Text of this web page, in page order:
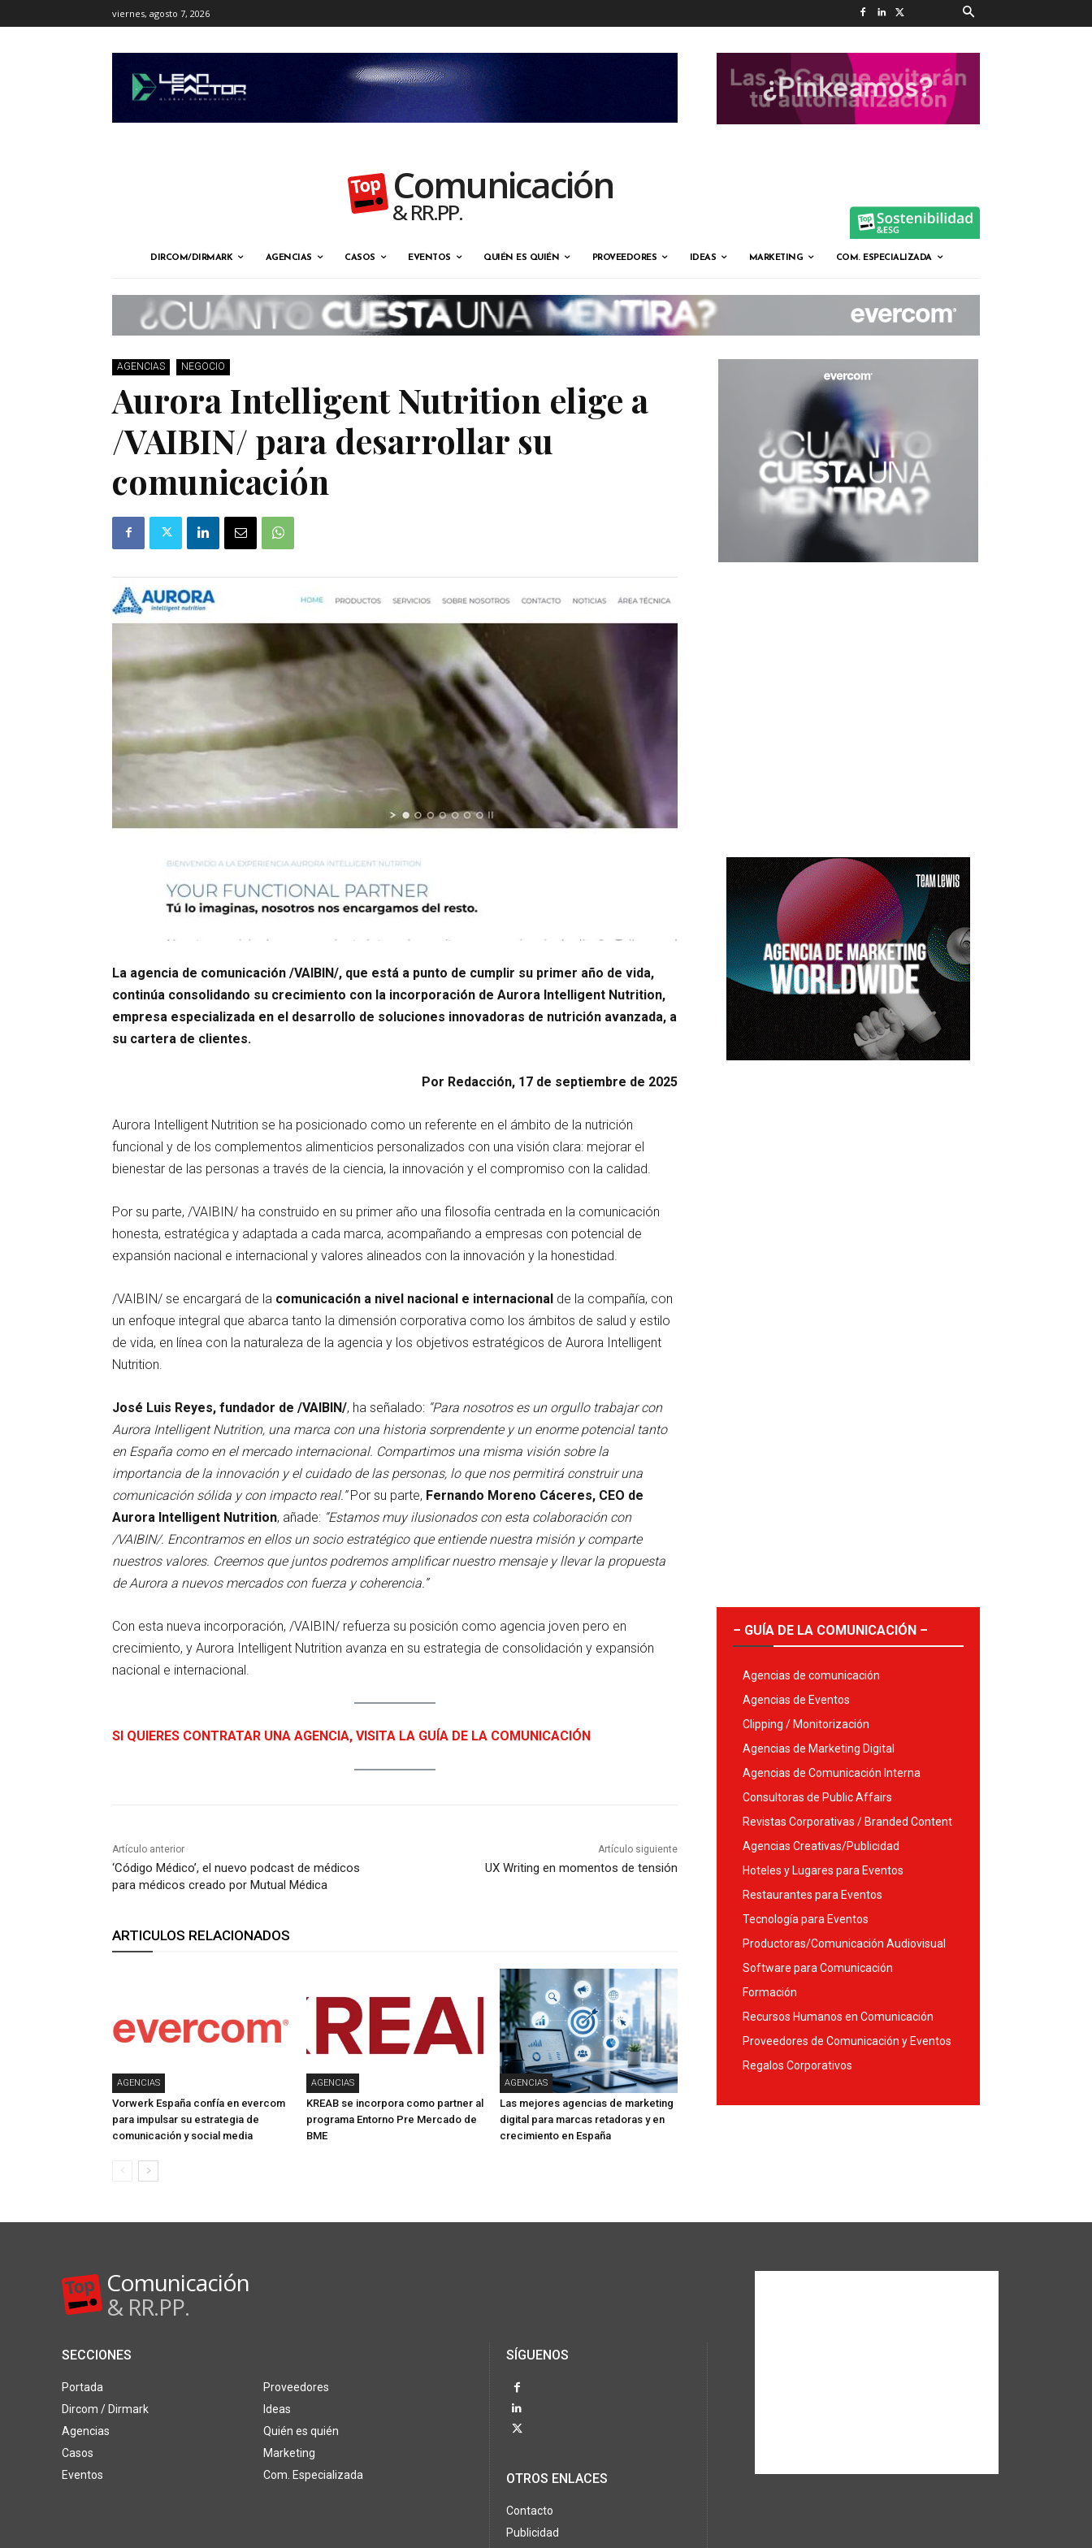
viernes, agosto 7, 2026
Comunicación
& RR.PP.
DIRCOM/DIRMARK AGENCIAS CASOS EVENTOS QUIÉN ES QUIÉN PROVEEDORES IDEAS MARKETING COM. ESPECIALIZADA
AGENCIAS NEGOCIO
Aurora Intelligent Nutrition elige a
/VAIBIN/ para desarrollar su
comunicación
La agencia de comunicación /VAIBIN/, que está a punto de cumplir su primer año de vida,
continúa consolidando su crecimiento con la incorporación de Aurora Intelligent Nutrition,
empresa especializada en el desarrollo de soluciones innovadoras de nutrición avanzada, a
su cartera de clientes.
Por Redacción, 17 de septiembre de 2025
Aurora Intelligent Nutrition se ha posicionado como un referente en el ámbito de la nutrición
funcional y de los complementos alimenticios personalizados con una visión clara: mejorar el
bienestar de las personas a través de la ciencia, la innovación y el compromiso con la calidad.
Por su parte, /VAIBIN/ ha construido en su primer año una filosofía centrada en la comunicación
honesta, estratégica y adaptada a cada marca, acompañando a empresas con potencial de
expansión nacional e internacional y valores alineados con la innovación y la honestidad.
/VAIBIN/ se encargará de la comunicación a nivel nacional e internacional de la compañía, con
un enfoque integral que abarca tanto la dimensión corporativa como los ámbitos de salud y estilo
de vida, en línea con la naturaleza de la agencia y los objetivos estratégicos de Aurora Intelligent
Nutrition.
José Luis Reyes, fundador de /VAIBIN/, ha señalado: “Para nosotros es un orgullo trabajar con
Aurora Intelligent Nutrition, una marca con una historia sorprendente y un enorme potencial tanto
en España como en el mercado internacional. Compartimos una misma visión sobre la
importancia de la innovación y el cuidado de las personas, lo que nos permitirá construir una
comunicación sólida y con impacto real.”Por su parte, Fernando Moreno Cáceres, CEO de
Aurora Intelligent Nutrition, añade: “Estamos muy ilusionados con esta colaboración con
/VAIBIN/. Encontramos en ellos un socio estratégico que entiende nuestra misión y comparte
nuestros valores. Creemos que juntos podremos amplificar nuestro mensaje y llevar la propuesta
de Aurora a nuevos mercados con fuerza y coherencia.”
Con esta nueva incorporación, /VAIBIN/ refuerza su posición como agencia joven pero en
crecimiento, y Aurora Intelligent Nutrition avanza en su estrategia de consolidación y expansión
nacional e internacional.
SI QUIERES CONTRATAR UNA AGENCIA, VISITA LA GUÍA DE LA COMUNICACIÓN
Artículo anterior
‘Código Médico’, el nuevo podcast de médicos
para médicos creado por Mutual Médica
Artículo siguiente
UX Writing en momentos de tensión
ARTICULOS RELACIONADOS
AGENCIAS
Vorwerk España confía en evercom
para impulsar su estrategia de
comunicación y social media
AGENCIAS
KREAB se incorpora como partner al
programa Entorno Pre Mercado de
BME
AGENCIAS
Las mejores agencias de marketing
digital para marcas retadoras y en
crecimiento en España
– GUÍA DE LA COMUNICACIÓN –
Agencias de comunicación
Agencias de Eventos
Clipping / Monitorización
Agencias de Marketing Digital
Agencias de Comunicación Interna
Consultoras de Public Affairs
Revistas Corporativas / Branded Content
Agencias Creativas/Publicidad
Hoteles y Lugares para Eventos
Restaurantes para Eventos
Tecnología para Eventos
Productoras/Comunicación Audiovisual
Software para Comunicación
Formación
Recursos Humanos en Comunicación
Proveedores de Comunicación y Eventos
Regalos Corporativos
Comunicación
& RR.PP.
SECCIONES
Portada
Dircom / Dirmark
Agencias
Casos
Eventos
Proveedores
Ideas
Quién es quién
Marketing
Com. Especializada
SÍGUENOS
OTROS ENLACES
Contacto
Publicidad